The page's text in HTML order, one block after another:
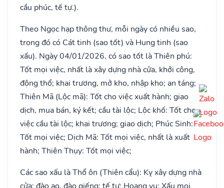
cầu phúc, tế tự.).
Theo Ngọc hạp thông thư, mỗi ngày có nhiều sao,
trong đó có Cát tinh (sao tốt) và Hung tinh (sao
xấu). Ngày 04/01/2026, có sao tốt là Thiên phú:
Tốt mọi việc, nhất là xây dựng nhà cửa, khởi công,
động thổ; khai trương, mở kho, nhập kho; an táng;
Thiên Mã (Lộc mã): Tốt cho việc xuất hành; giao
dịch, mua bán, ký kết; cầu tài lộc; Lộc khố: Tốt cho
việc cầu tài lộc; khai trương; giao dịch; Phúc Sinh:
Tốt mọi việc; Dịch Mã: Tốt mọi việc, nhất là xuất
hành; Thiên Thụy: Tốt mọi việc;
Các sao xấu là Thổ ôn (Thiên cẩu): Kỵ xây dựng nhà